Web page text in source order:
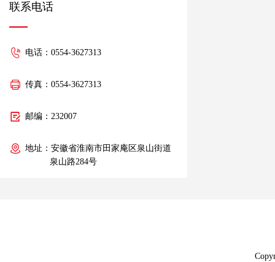
联系电话
电话：0554-3627313
传真：0554-3627313
邮编：232007
地址：安徽省淮南市田家庵区泉山街道
泉山路284号